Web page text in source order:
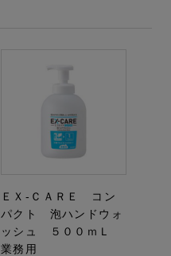
ＥＸ‐ＣＡＲＥ コン
パクト 泡ハンドウォ
ッシュ ５００ｍＬ
業務用